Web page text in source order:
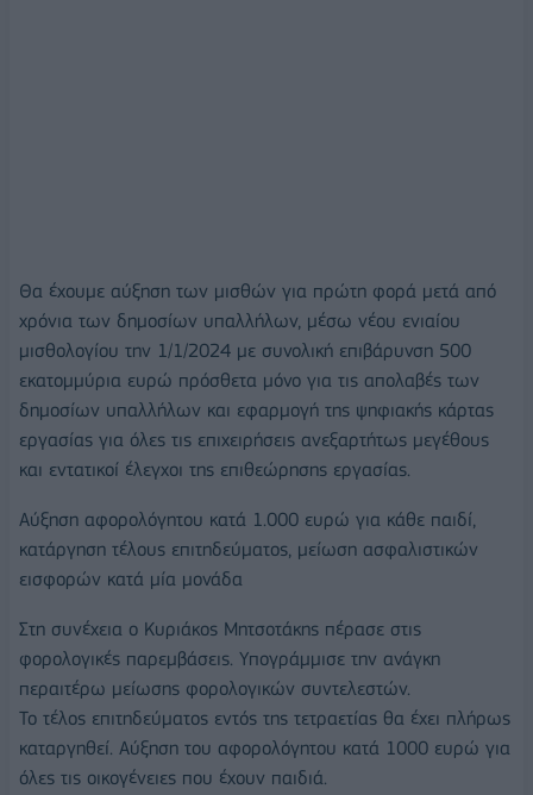
Θα έχουμε αύξηση των μισθών για πρώτη φορά μετά από
χρόνια των δημοσίων υπαλλήλων, μέσω νέου ενιαίου
μισθολογίου την 1/1/2024 με συνολική επιβάρυνση 500
εκατομμύρια ευρώ πρόσθετα μόνο για τις απολαβές των
δημοσίων υπαλλήλων και εφαρμογή της ψηφιακής κάρτας
εργασίας για όλες τις επιχειρήσεις ανεξαρτήτως μεγέθους
και εντατικοί έλεγχοι της επιθεώρησης εργασίας.
Αύξηση αφορολόγητου κατά 1.000 ευρώ για κάθε παιδί,
κατάργηση τέλους επιτηδεύματος, μείωση ασφαλιστικών
εισφορών κατά μία μονάδα
Στη συνέχεια ο Κυριάκος Μητσοτάκης πέρασε στις
φορολογικές παρεμβάσεις. Υπογράμμισε την ανάγκη
περαιτέρω μείωσης φορολογικών συντελεστών.
Το τέλος επιτηδεύματος εντός της τετραετίας θα έχει πλήρως
καταργηθεί. Αύξηση του αφορολόγητου κατά 1000 ευρώ για
όλες τις οικογένειες που έχουν παιδιά.